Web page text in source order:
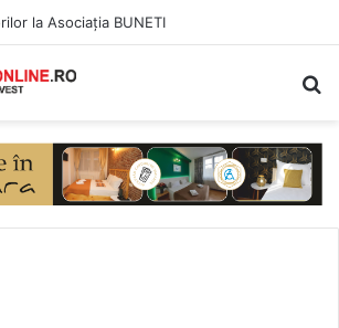
la Asociația BUNETI